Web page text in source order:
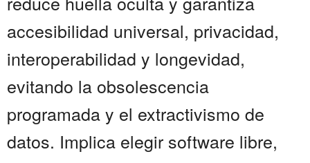
accesibilidad universal, privacidad,
interoperabilidad y longevidad,
evitando la obsolescencia
programada y el extractivismo de
datos. Implica elegir software libre,